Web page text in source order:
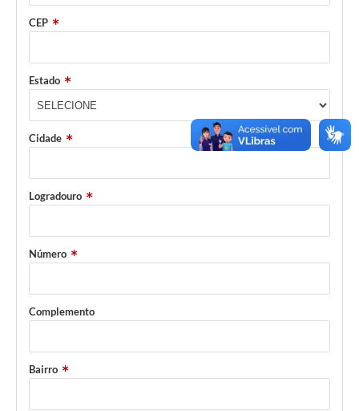
CEP
Estado
Cidade
Logradouro
Número
Complemento
Bairro